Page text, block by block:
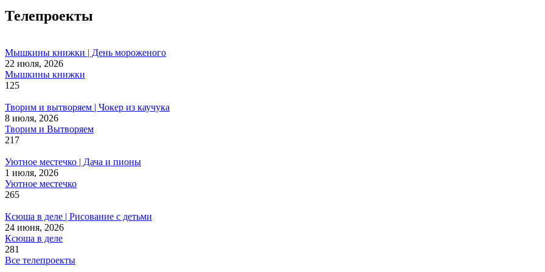
Телепроекты
Мышкины книжки | День мороженого
22 июля, 2026
Мышкины книжки
125
Творим и вытворяем | Чокер из каучука
8 июля, 2026
Творим и Вытворяем
217
Уютное местечко | Дача и пионы
1 июля, 2026
Уютное местечко
265
Ксюша в деле | Рисование с детьми
24 июня, 2026
Ксюша в деле
281
Все телепроекты